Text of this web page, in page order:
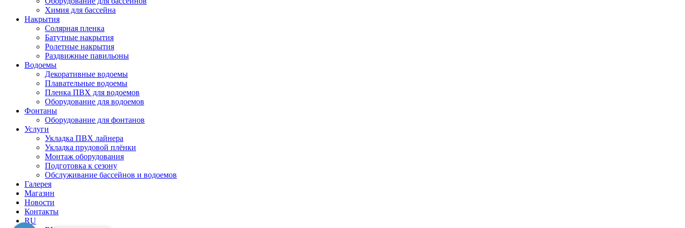
Химия для бассейна
Накрытия
Солярная пленка
Батутные накрытия
Ролетные накрытия
Раздвижные павильоны
Водоемы
Декоративные водоемы
Плавательные водоемы
Пленка ПВХ для водоемов
Оборудование для водоемов
Фонтаны
Оборудование для фонтанов
Услуги
Укладка ПВХ лайнера
Укладка прудовой плёнки
Монтаж оборудования
Подготовка к сезону
Обслуживание бассейнов и водоемов
Галерея
Магазин
Новости
Контакты
RU